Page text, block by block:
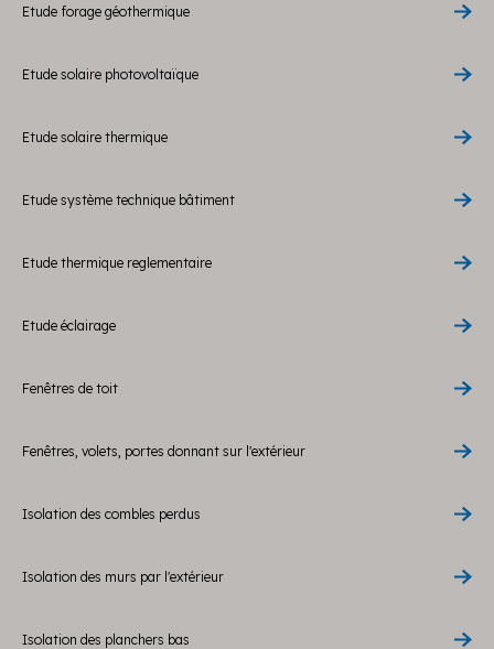
Etude forage géothermique
Etude solaire photovoltaïque
Etude solaire thermique
Etude système technique bâtiment
Etude thermique reglementaire
Etude éclairage
Fenêtres de toit
Fenêtres, volets, portes donnant sur l'extérieur
Isolation des combles perdus
Isolation des murs par l'extérieur
Isolation des planchers bas